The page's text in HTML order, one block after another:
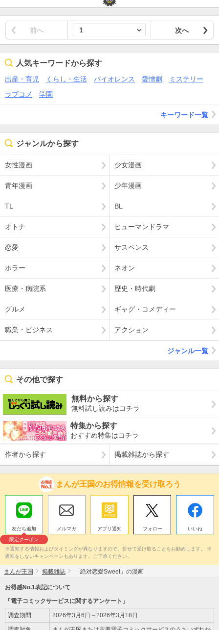
前へ 次へ
人気キーワードから探す
出産・育児 くらし・生活 バイオレンス 愛憎劇
ミステリー
ラブコメ
学園
キーワード一覧
ジャンルから探す
女性漫画 少女漫画
青年漫画 少年漫画
TL BL
オトナ ヒューマンドラマ
恋愛 サスペンス
ホラー ネオン
医療・病院系 歴史・時代劇
グルメ ギャグ・コメディー
職業・ビジネス アクション
ジャンル一覧
その他で探す
無料から探す
無料試し読みはコチラ
特集から探す
おすすめ特集はコチラ
作者から探す 掲載雑誌から探す
まんが王国のお得情報を受け取ろう
友だち追加
限定クーポン
メルマガ アプリ通知 フォロー いいね
※通知する情報およびタイミングが異なりますので、併せて受け取ることをお勧めします。 ※
通知をしないキャンペーンもあります。ご了承ください。
まんが王国 掲載雑誌 「絶対恋愛Sweet」の漫画
お得感No.1表記について
「電子コミックサービスに関するアンケート」
調査期間 2026年3月6日～2026年3月18日